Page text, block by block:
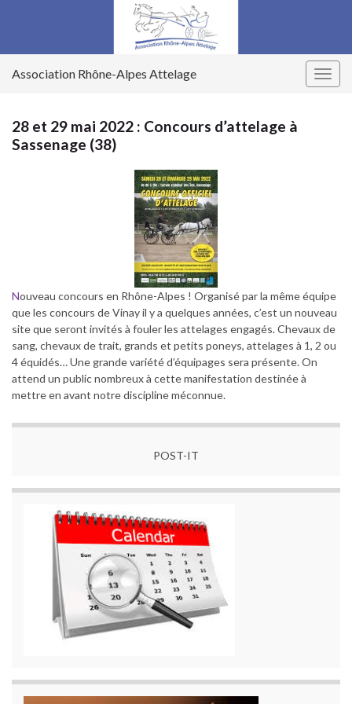
Association Rhône-Alpes Attelage
28 et 29 mai 2022 : Concours d’attelage à
Sassenage (38)
Nouveau concours en Rhône-Alpes ! Organisé par la même équipe
que les concours de Vinay il y a quelques années, c’est un nouveau
site que seront invités à fouler les attelages engagés. Chevaux de
sang, chevaux de trait, grands et petits poneys, attelages à 1, 2 ou
4 équidés… Une grande variété d’équipages sera présente. On
attend un public nombreux à cette manifestation destinée à
mettre en avant notre discipline méconnue.
POST-IT